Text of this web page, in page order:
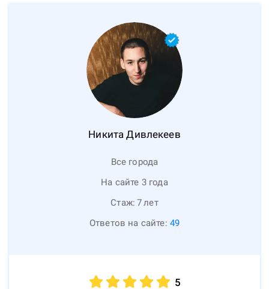
Никита Дивлекеев
Все города
На сайте 3 года
Стаж: 7лет
Ответов на сайте: 49
5